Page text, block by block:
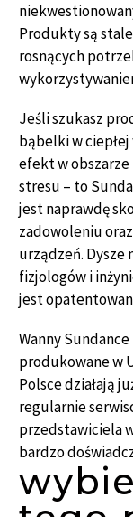
Produkty są
rosnących
Jeśli szukasz
bąbelki w
efekt w
stresu – to
jest naprawdę
zadowoleniu
urządzeń. Dysze
fizjologów i
jest
Wanny
produkowane w
Polsce działają
regularnie
przedstawiciela
bardzo